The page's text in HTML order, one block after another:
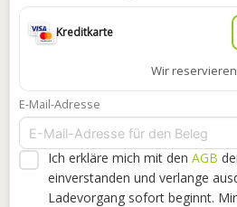
Kreditkarte
Wir
E-Mail-Adresse
Ich erkläre mich mit den AGB
einverstanden und verlange
Ladevorgang sofort beginnt.